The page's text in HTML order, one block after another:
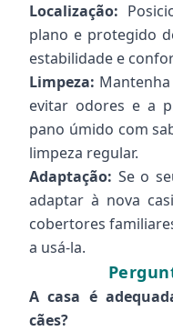
Localização:
plano e protegido
estabilidade e
Limpeza:
evitar odores e a
pano úmido com
limpeza regular.
Adaptação: Se o
adaptar à nova
cobertores
a usá-la.
A casa é
cães?